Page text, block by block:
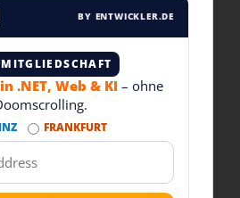
BY ENTWICKLER.DE
.NET, Web & KI – ohne
FRANKFURT